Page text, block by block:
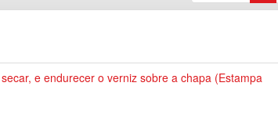
e endurecer o verniz sobre a chapa (Estampa